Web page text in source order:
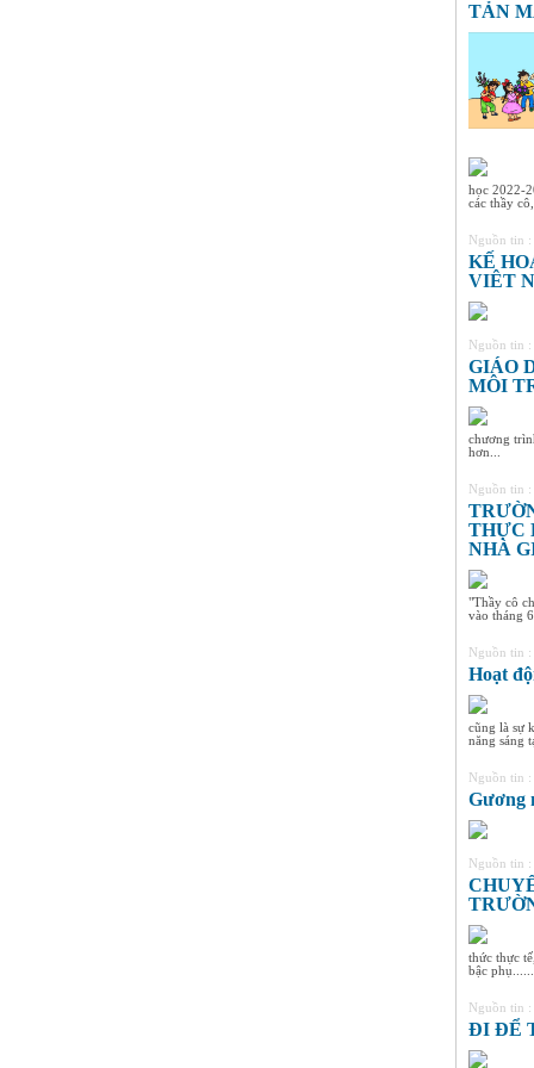
TẢN
học 2022-
các thầy
Nguồn tin :
KẾ
VIÊT
Nguồn tin :
GIÁO
MÔI
chương
hơn...
Nguồn tin :
THỰC
NHÀ
"Thầy cô
vào tháng
Nguồn tin :
Hoạt
cũng là sự
năng sáng
Nguồn tin :
Gương
Nguồn tin :
thức thực
bậc phụ......
Nguồn tin :
ĐI ĐỂ